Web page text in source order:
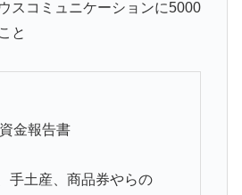
スコミュニケーションに5000
と
金報告書
手土産、商品券やらの